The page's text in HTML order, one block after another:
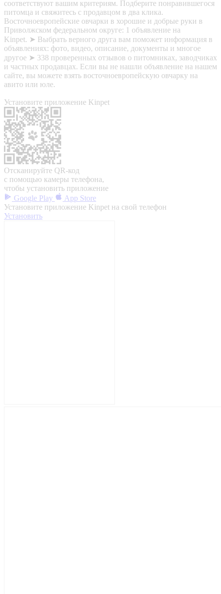
соответствуют вашим критериям. Подберите понравившегося
питомца и свяжитесь с продавцом в два клика.
Восточноевропейские овчарки в хорошие и добрые руки в
Приволжском федеральном округе: 1 объявление на
Kinpet. ➤ Выбрать верного друга вам поможет информация в
объявлениях: фото, видео, описание, документы и многое
другое ➤ 338 проверенных отзывов о питомниках, заводчиках
и частных продавцах. Если вы не нашли объявление на нашем
сайте, вы можете взять восточноевропейскую овчарку на
авито или юле.
Установите приложение Kinpet
Отсканируйте QR-код
с помощью камеры телефона,
чтобы установить приложение
Google Play
App Store
Установите приложение Kinpet на свой телефон
Установить